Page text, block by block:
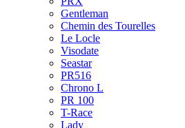
Gentleman
Chemin des Tourelles
Le Locle
Visodate
Seastar
PR516
Chrono L
PR 100
T-Race
Lady